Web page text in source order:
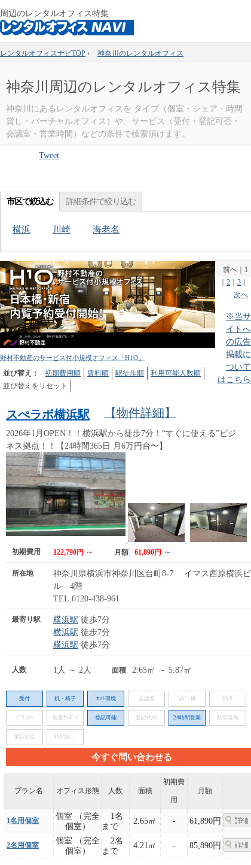
周辺のレンタルオフィス特集
レンタルオフィスナビTOP › 神奈川のレンタルオフィス
神奈川周辺のレンタルオフィス特集
神奈川にあるレンタルオフィスを タイプ（個室・シェア・時間
貸し・バーチャルオフィス）や、サービス（受付・登記可否・
会議室・営業時間）などの条件で検索頂けます。
Tweet
市区で絞込む 詳細条件で絞り込む
横浜 川崎 海老名
野村不動産のサービス付小規模オフィス「H1O」
並び替え： 初期費用順 賃料順 駅徒歩順
利用可能人数順
並び替えをリセット
前へ
1
2 3
次へ
※当サ
イトへ
の広告
掲載に
ついて
はこちら
スぺラボ横浜駅 【物件詳細】
2026年1月OPEN！！横浜駅から徒歩7分！“すぐに使える”ビジ
ネス拠点！！【24時間365日 月6万円台〜】
初期費用 122,790円 ～ 月額 61,890円 ～
所在地
神奈川県横浜市神奈川区台町8-7 イマス西原横浜ビ
ル 4階
TEL.0120-438-961
最寄り駅 横浜駅 徒歩7分
横浜駅 徒歩7分
横浜駅 徒歩7分
人数 1人 ～ 2人 面積 2.65㎡ ～ 5.87㎡
受付 机・椅子 ﾈｯﾄ環境 会議室 ｺﾋﾟｰ機 FAX
ﾌﾟﾘﾝﾀｰ 秘書ｻｰﾋﾞｽ 登記可能 登記代行 24時間営業 防音設備
電話対応 時間貸し
今すぐ問い合わせる
プラン名 オフィス形態 人数 面積
初期費
用
月額
1名用個室
個室 （完全
個室）
1名
まで
2.65㎡ - 61,890円
2名用個室
個室 （完全
個室）
2名
まで
4.21㎡ - 85,890円